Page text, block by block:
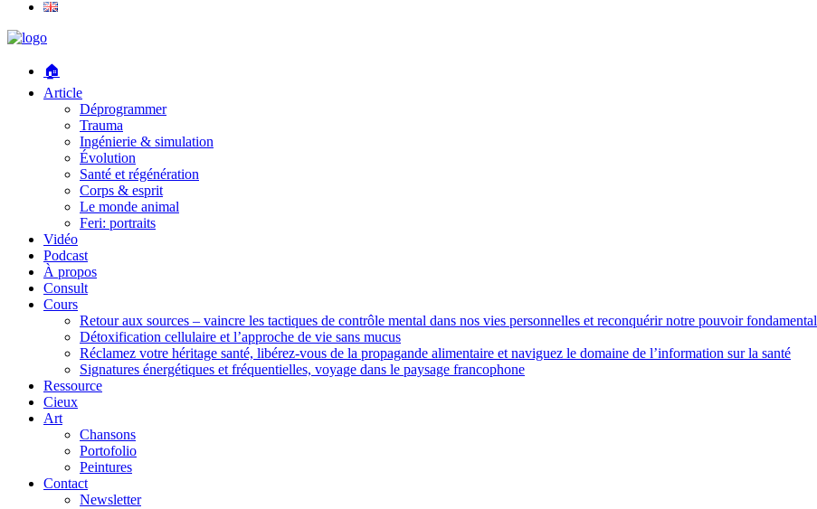
🏠
Article
Déprogrammer
Trauma
Ingénierie & simulation
Évolution
Santé et régénération
Corps & esprit
Le monde animal
Feri: portraits
Vidéo
Podcast
À propos
Consult
Cours
Retour aux sources – vaincre les tactiques de contrôle mental dans nos vies personnelles et reconquérir notre pouvoir fondamental
Détoxification cellulaire et l’approche de vie sans mucus
Réclamez votre héritage santé, libérez-vous de la propagande alimentaire et naviguez le domaine de l’information sur la santé
Signatures énergétiques et fréquentielles, voyage dans le paysage francophone
Ressource
Cieux
Art
Chansons
Portofolio
Peintures
Contact
Newsletter